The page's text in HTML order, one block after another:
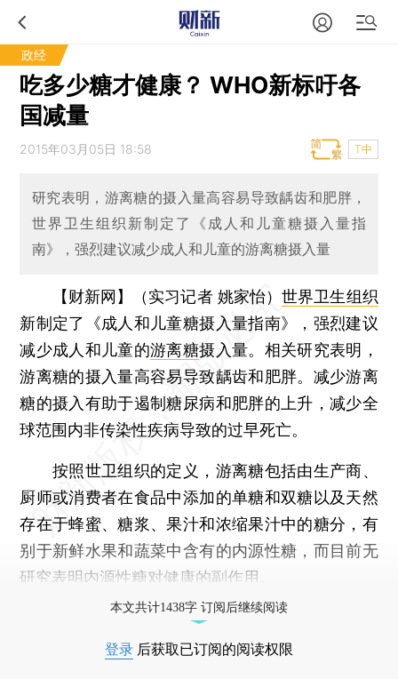
政经
吃多少糖才健康？ WHO新标吁各
国减量
2015年03月05日 18:58 T中
研究表明，游离糖的摄入量高容易导致龋齿和肥胖，
世界卫生组织新制定了《成人和儿童糖摄入量指
南》，强烈建议减少成人和儿童的游离糖摄入量
【财新网】（实习记者 姚家怡）世界卫生组织
新制定了《成人和儿童糖摄入量指南》，强烈建议
减少成人和儿童的游离糖摄入量。相关研究表明，
游离糖的摄入量高容易导致龋齿和肥胖。减少游离
糖的摄入有助于遏制糖尿病和肥胖的上升，减少全
球范围内非传染性疾病导致的过早死亡。
按照世卫组织的定义，游离糖包括由生产商、
厨师或消费者在食品中添加的单糖和双糖以及天然
存在于蜂蜜、糖浆、果汁和浓缩果汁中的糖分，有
别于新鲜水果和蔬菜中含有的内源性糖，而目前无
研究表明内源性糖对健康的副作用。
本文共计1438字 订阅后继续阅读
登录 后获取已订阅的阅读权限